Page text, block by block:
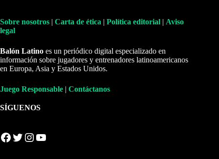
Sobre nosotros | Carta de ética | Política editorial | Aviso
legal
Balón Latino es un periódico digital especializado en
información sobre jugadores y entrenadores latinoamericanos
en Europa, Asia y Estados Unidos.
Juego Responsable | Contáctanos
SÍGUENOS
Facebook Twitter Instagram YouTube